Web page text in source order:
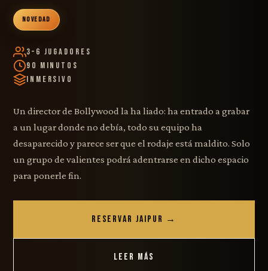
NOVEDAD
3–6 Jugadores
90 Minutos
Inmersivo
Un director de Bollywood la ha liado: ha entrado a grabar
a un lugar donde no debía, todo su equipo ha
desaparecido y parece ser que el rodaje está maldito. Solo
un grupo de valientes podrá adentrarse en dicho espacio
para ponerle fin.
RESERVAR JAIPUR →
LEER MÁS